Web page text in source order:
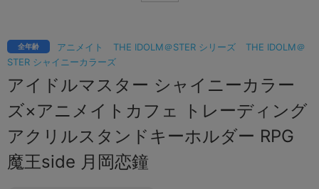
アニメイト THE IDOLM＠STER シリーズ
THE IDOLM＠
STER シャイニーカラーズ
全年齢
アイドルマスター シャイニーカラー
ズ×アニメイトカフェ トレーディング
アクリルスタンドキーホルダー RPG
魔王side 月岡恋鐘